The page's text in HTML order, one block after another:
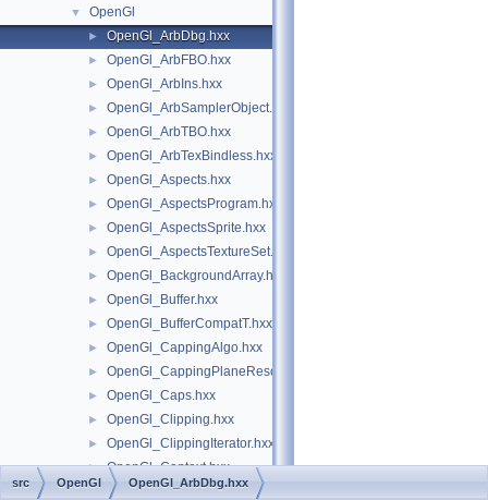
▼ OpenGl
► OpenGl_ArbDbg.hxx
► OpenGl_ArbFBO.hxx
► OpenGl_ArbIns.hxx
► OpenGl_ArbSamplerObject.hxx
► OpenGl_ArbTBO.hxx
► OpenGl_ArbTexBindless.hxx
► OpenGl_Aspects.hxx
► OpenGl_AspectsProgram.hxx
► OpenGl_AspectsSprite.hxx
► OpenGl_AspectsTextureSet.hxx
► OpenGl_BackgroundArray.hxx
► OpenGl_Buffer.hxx
► OpenGl_BufferCompatT.hxx
► OpenGl_CappingAlgo.hxx
► OpenGl_CappingPlaneResource.hxx
► OpenGl_Caps.hxx
► OpenGl_Clipping.hxx
► OpenGl_ClippingIterator.hxx
► OpenGl_Context.hxx
► OpenGl_DepthPeeling.hxx
src OpenGl OpenGl_ArbDbg.hxx